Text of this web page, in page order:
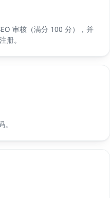
审核（满分 100 分），并
册。